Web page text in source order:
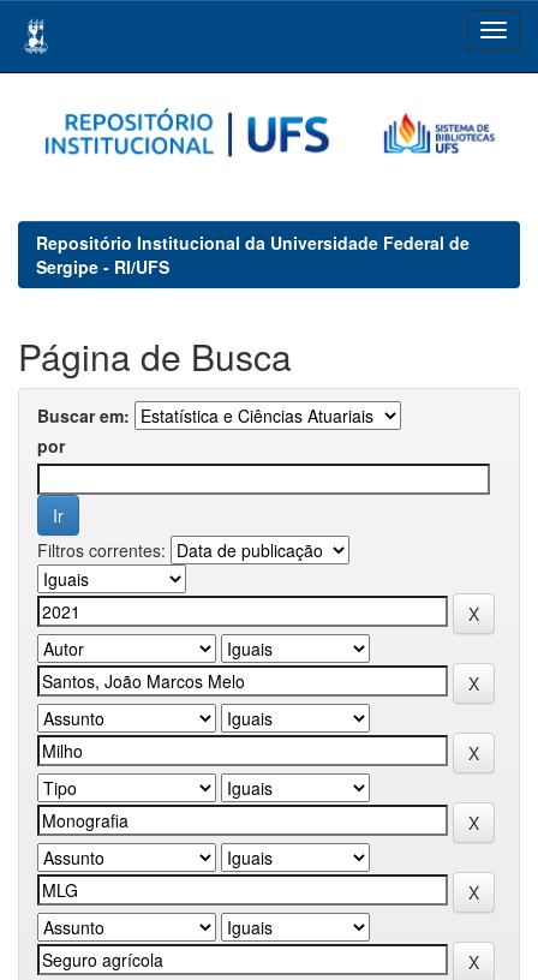
navigation
Repositório Institucional da Universidade Federal de
Sergipe - RI/UFS
Página de Busca
Buscar em:
por
Filtros correntes: